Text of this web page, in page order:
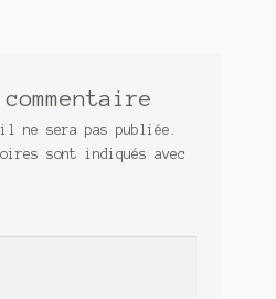
ne sera pas publiée.
sont indiqués avec